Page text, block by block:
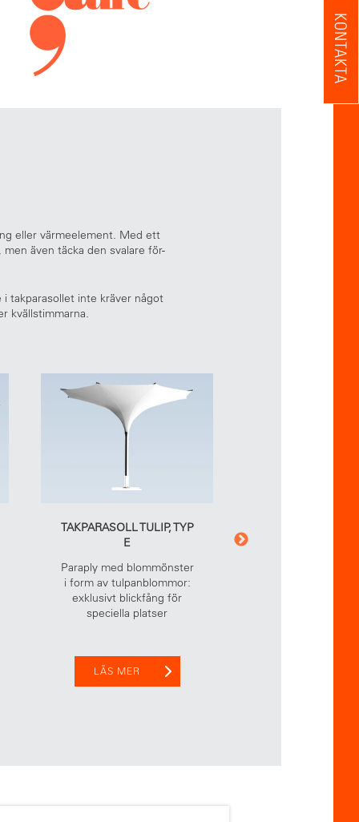
eller värmeelement. Med ett
även täcka den svalare för-
takparasollet inte kräver något
kvällstimmarna.
TAKPARASOLL TULIP, TYP
E
Paraply med blommönster
i form av tulpanblommor:
exklusivt blickfång för
speciella platser
LÄS MER
KONTAKTA